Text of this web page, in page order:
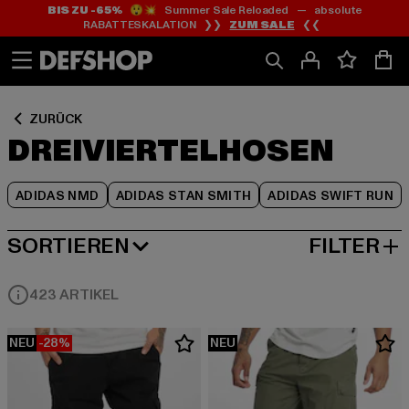
Zum
Inhalt
springen
Zum
Fußzeile
springen
BIS ZU -65%😲💥 Summer Sale Reloaded — absolute
RABATTESKALATION ❯❯ ZUM SALE ❮❮
ZURÜCK
DREIVIERTELHOSEN
ADIDAS NMD ADIDAS STAN SMITH ADIDAS SWIFT RUN
Zum
Produktraster
springen
SORTIEREN
BELIEBTESTE FILTER
423 ARTIKEL
NEU -28% NEU